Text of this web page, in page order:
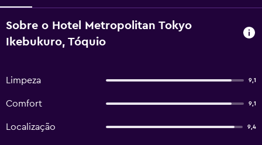
Sobre o Hotel Metropolitan Tokyo
Ikebukuro, Tóquio
Limpeza 9,1
Comfort 9,1
Localização 9,4